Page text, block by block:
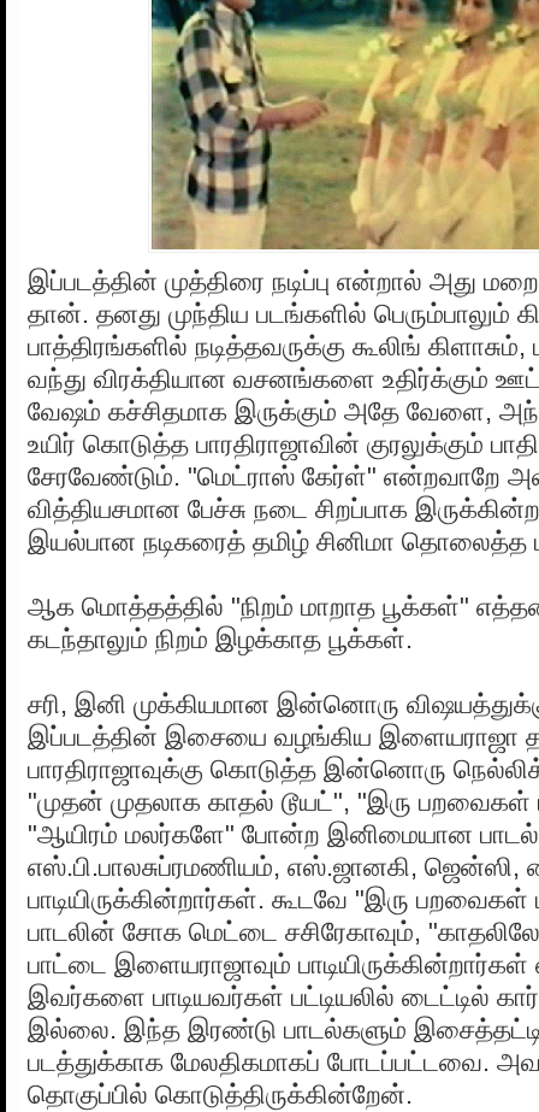
இப்படத்தின் முத்திரை நடிப்பு என்றால் அது
தான். தனது முந்திய படங்களில் பெரும்பாலும்
பாத்திரங்களில் நடித்தவருக்கு கூலிங் கிளாசும்,
வந்து விரக்தியான வசனங்களை உதிர்க்கும்
வேஷம் கச்சிதமாக இருக்கும் அதே வேளை,
உயிர் கொடுத்த பாரதிராஜாவின் குரலுக்கும்
சேரவேண்டும். "மெட்ராஸ் கேர்ள்" என்றவாறே
வித்தியசமான பேச்சு நடை சிறப்பாக
இயல்பான நடிகரைத் தமிழ் சினிமா தொலைத்த
ஆக மொத்தத்தில் "நிறம் மாறாத பூக்கள்"
கடந்தாலும் நிறம் இழக்காத பூக்கள்.
சரி, இனி முக்கியமான இன்னொரு
இப்படத்தின் இசையை வழங்கிய
பாரதிராஜாவுக்கு கொடுத்த இன்னொரு
"முதன் முதலாக காதல் டூயட்", "இரு பறவைகள்
"ஆயிரம் மலர்களே" போன்ற இனிமையான
எஸ்.பி.பாலசுப்ரமணியம், எஸ்.ஜானகி,
பாடியிருக்கின்றார்கள். கூடவே "இரு பறவைகள்
பாடலின் சோக மெட்டை சசிரேகாவும்,
பாட்டை இளையராஜாவும்
இவர்களை பாடியவர்கள் பட்டியலில் டைட்டில்
இல்லை. இந்த இரண்டு பாடல்களும்
படத்துக்காக மேலதிகமாகப் போடப்பட்டவை.
தொகுப்பில் கொடுத்திருக்கின்றேன்.